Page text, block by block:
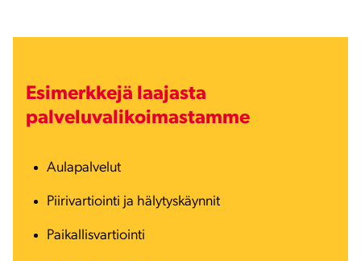
Esimerkkejä laajasta
palveluvalikoimastamme
Aulapalvelut
Piirivartiointi ja hälytyskäynnit
Paikallisvartiointi